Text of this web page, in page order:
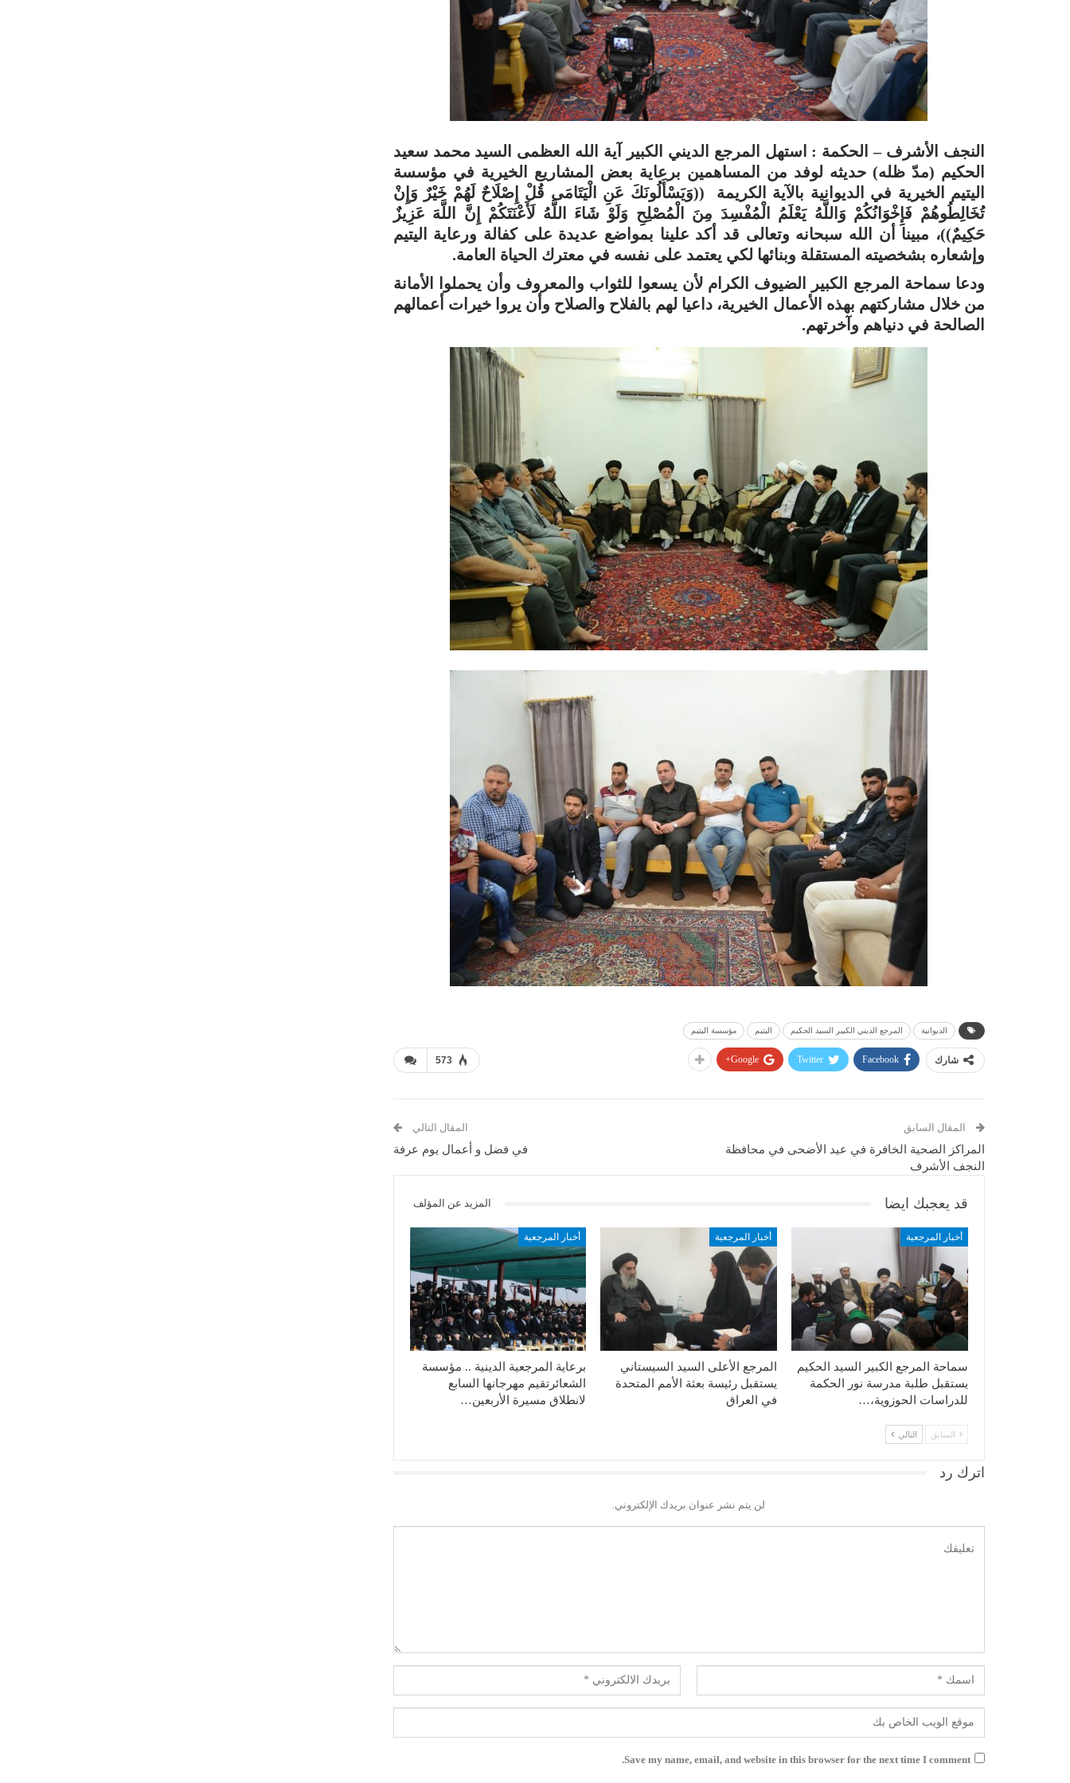
النجف الأشرف – الحكمة : استهل المرجع الديني الكبير آية الله العظمى السيد محمد سعيد
الحكيم (مدّ ظله) حديثه لوفد من المساهمين برعاية بعض المشاريع الخيرية في مؤسسة
اليتيم الخيرية في الديوانية بالآية الكريمة ((وَيَسْأَلُونَكَ عَنِ الْيَتَامَى قُلْ إِصْلَاحٌ لَهُمْ خَيْرٌ وَإِنْ
تُخَالِطُوهُمْ فَإِخْوَانُكُمْ وَاللَّهُ يَعْلَمُ الْمُفْسِدَ مِنَ الْمُصْلِحِ وَلَوْ شَاءَ اللَّهُ لَأَعْنَتَكُمْ إِنَّ اللَّهَ عَزِيزٌ
حَكِيمٌ))، مبينا أن الله سبحانه وتعالى قد أكد علينا بمواضع عديدة على كفالة ورعاية اليتيم
وإشعاره بشخصيته المستقلة وبنائها لكي يعتمد على نفسه في معترك الحياة العامة.
ودعا سماحة المرجع الكبير الضيوف الكرام لأن يسعوا للثواب والمعروف وأن يحملوا الأمانة
من خلال مشاركتهم بهذه الأعمال الخيرية، داعيا لهم بالفلاح والصلاح وأن يروا خيرات أعمالهم
الصالحة في دنياهم وآخرتهم.
الديوانية المرجع الديني الكبير السيد الحكيم اليتيم مؤسسة اليتيم
573 شارك Facebook
Twitter
Google+
المقال السابق
المراكز الصحية الخافرة في عيد الأضحى في محافظة
النجف الأشرف
المقال التالي
في فضل و أعمال يوم عرفة
قد يعجبك ايضا المزيد عن المؤلف
أخبار المرجعية
سماحة المرجع الكبير السيد الحكيم
يستقبل طلبة مدرسة نور الحكمة
للدراسات الحوزوية،…
أخبار المرجعية
المرجع الأعلى السيد السيستاني
يستقبل رئيسة بعثة الأمم المتحدة
في العراق
أخبار المرجعية
برعاية المرجعية الدينية .. مؤسسة
الشعائرتقيم مهرجانها السابع
لانطلاق مسيرة الأربعين…
السابق التالي
اترك رد
لن يتم نشر عنوان بريدك الإلكتروني.
Save my name, email, and website in this browser for the next time I comment.